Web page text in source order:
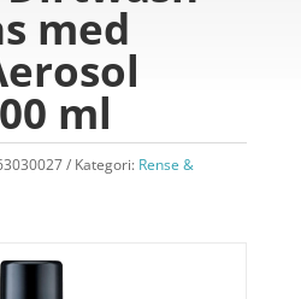
med
ml
Kategori: Rense &